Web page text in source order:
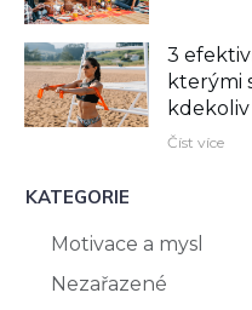
3
kterými
Číst více
KATEGORIE
Motivace a mysl
Nezařazené